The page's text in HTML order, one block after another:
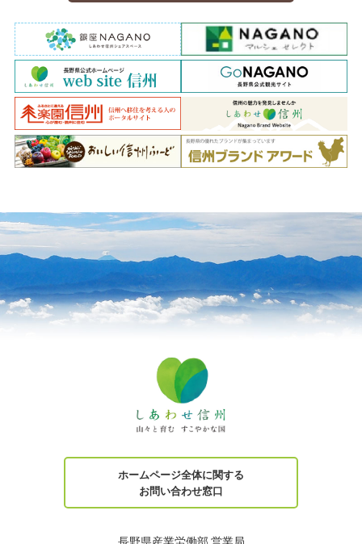
ホームページ全体に関する
お問い合わせ窓口